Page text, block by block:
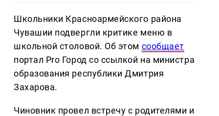
Школьники Красноармейского района
Чувашии подвергли критике меню в
школьной столовой. Об этом сообщает
портал Pro Город со ссылкой на министра
образования республики Дмитрия
Захарова.
Чиновник провел встречу с родителями и